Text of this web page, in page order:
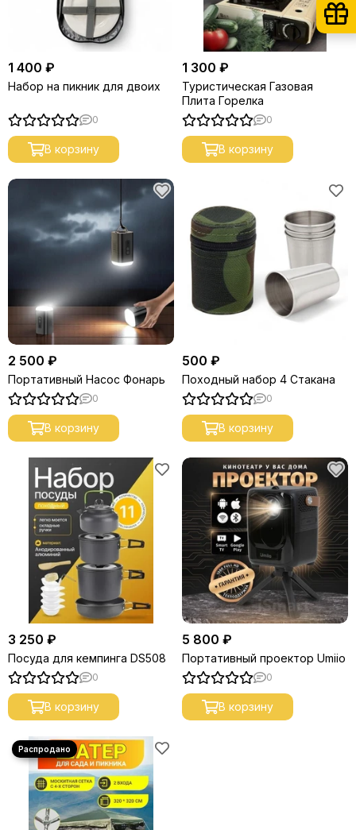
1 400 ₽
Набор на пикник для двоих
0
В корзину
1 300 ₽
Туристическая Газовая
Плита Горелка
0
В корзину
2 500 ₽
Портативный Насос Фонарь
0
В корзину
500 ₽
Походный набор 4 Стакана
0
В корзину
3 250 ₽
Посуда для кемпинга DS508
0
В корзину
5 800 ₽
Портативный проектор Umiio
0
В корзину